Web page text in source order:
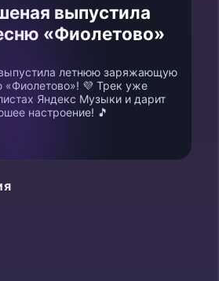
выпустила
«Фиолетово»
летнюю заряжающую
«Фиолетово»! 💜 Трек уже
Яндекс Музыки и дарит
настроение! 🎵